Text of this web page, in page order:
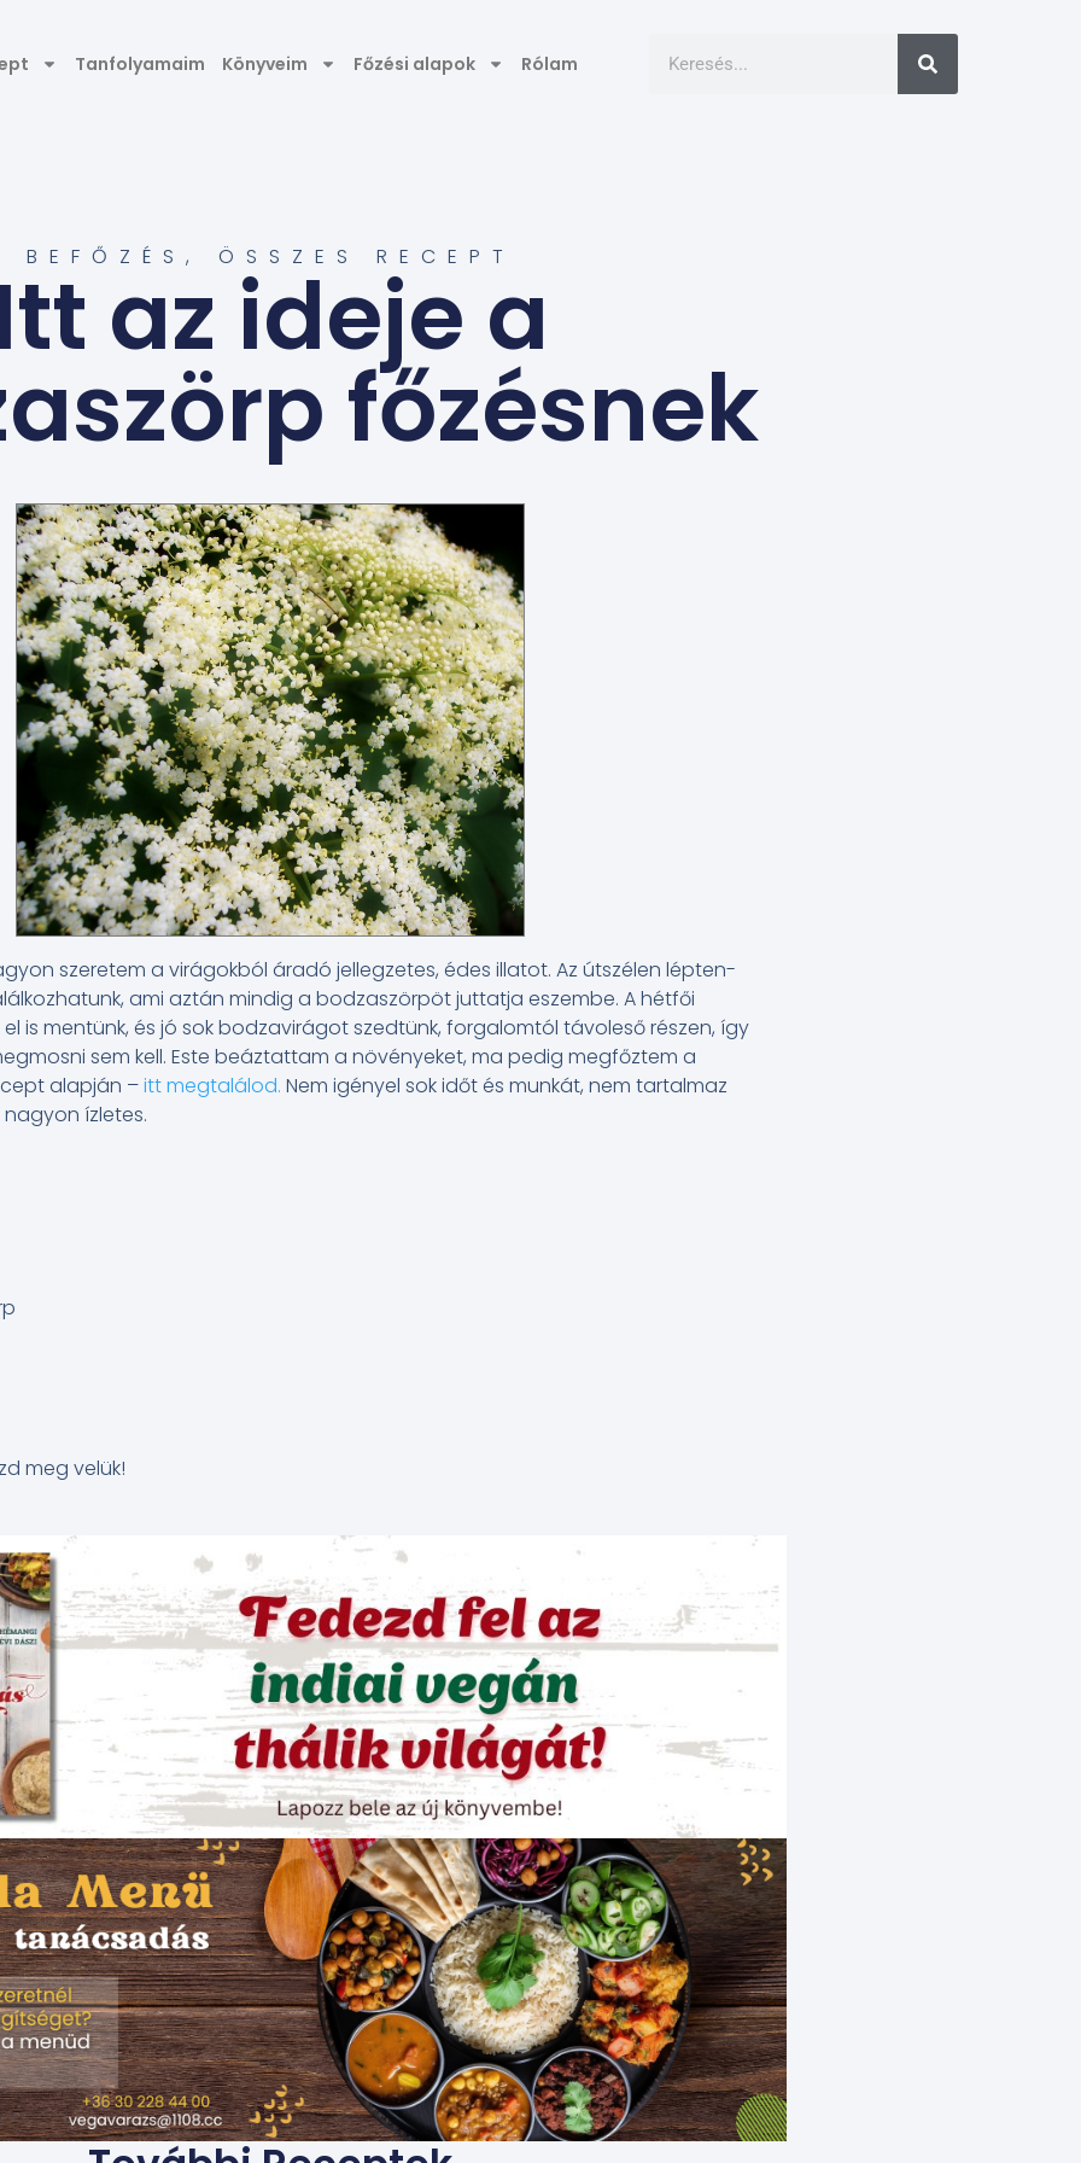
Tanfolyamaim Könyveim Főzési alapok Rólam
BEFŐZÉS , ÖSSZES RECEPT
az ideje a
főzésnek
szeretem a virágokból áradó jellegzetes, édes illatot. Az útszélen lépten-
ami aztán mindig a bodzaszörpöt juttatja eszembe. A hétfői
is mentünk, és jó sok bodzavirágot szedtünk, forgalomtól távoleső részen, így
sem kell. Este beáztattam a növényeket, ma pedig megfőztem a
alapján –itt megtalálod. Nem igényel sok időt és munkát, nem tartalmaz
ízletes.
meg velük!